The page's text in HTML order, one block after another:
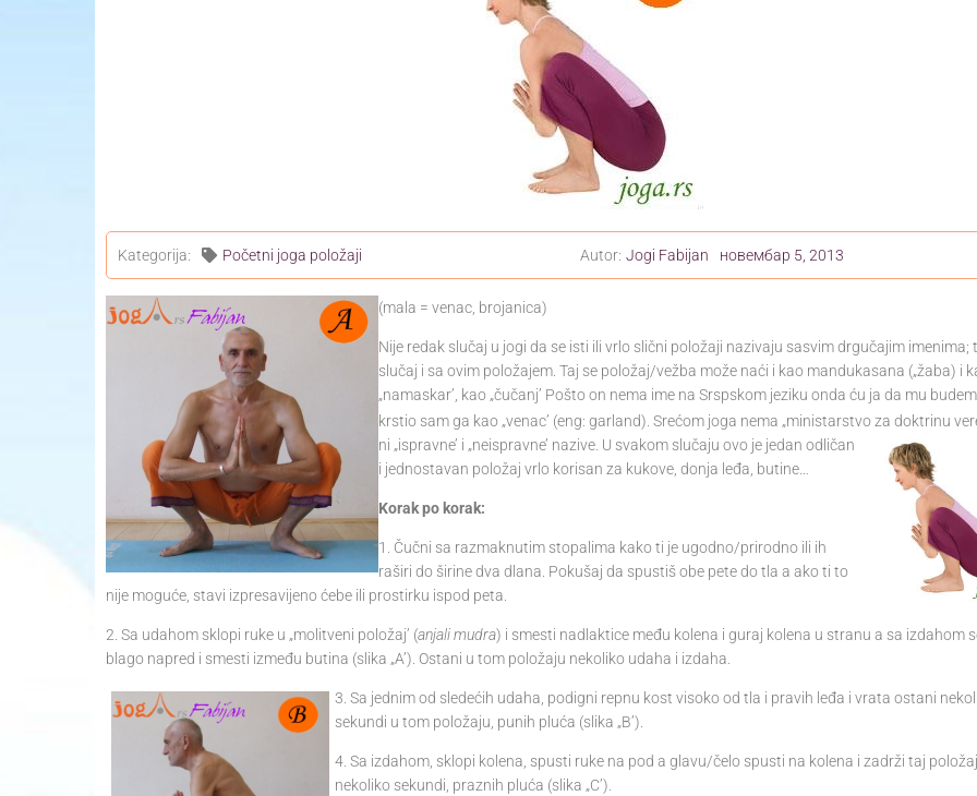
Kategorija: Početni joga položaji Autor: Jogi Fabijan новембар 5, 2013
(mala = venac, brojanica)
Nije redak slučaj u jogi da se isti ili vrlo slični položaji nazivaju sasvim drgučajim imenima;
slučaj i sa ovim položajem. Taj se položaj/vežba može naći i kao mandukasana („žaba) i
„namaskar’, kao „čučanj’ Pošto on nema ime na Srspskom jeziku onda ću ja da mu budem
krstio sam ga kao „venac’ (eng: garland). Srećom joga nema „ministarstvo za doktrinu
ni „ispravne’ i „neispravne’ nazive. U svakom slučaju ovo je jedan odličan
i jednostavan položaj vrlo korisan za kukove, donja leđa, butine…
Korak po korak:
1. Čučni sa razmaknutim stopalima kako ti je ugodno/prirodno ili ih
raširi do širine dva dlana. Pokušaj da spustiš obe pete do tla a ako ti to
nije moguće, stavi izpresavijeno ćebe ili prostirku ispod peta.
2. Sa udahom sklopi ruke u „molitveni položaj’ (anjali mudra) i smesti nadlaktice među kolena i guraj kolena u stranu a sa izdahom
blago napred i smesti između butina (slika „A’). Ostani u tom položaju nekoliko udaha i izdaha.
3. Sa jednim od sledećih udaha, podigni repnu kost visoko od tla i pravih leđa i vrata ostani
sekundi u tom položaju, punih pluća (slika „B’).
4. Sa izdahom, sklopi kolena, spusti ruke na pod a glavu/čelo spusti na kolena i zadrži taj položaj
nekoliko sekundi, praznih pluća (slika „C’).